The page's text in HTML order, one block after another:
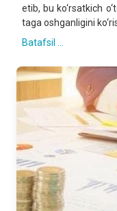
etib, bu ko‘rsatkich
taga oshganligini
Batafsil ...